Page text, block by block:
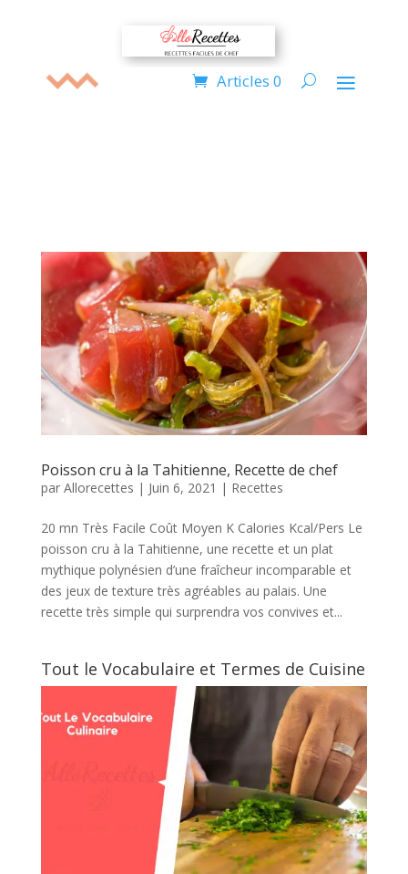
Articles 0
Poisson cru à la Tahitienne, Recette de chef
par Allorecettes | Juin 6, 2021 | Recettes
20 mn Très Facile Coût Moyen K Calories Kcal/Pers Le
poisson cru à la Tahitienne, une recette et un plat
mythique polynésien d’une fraîcheur incomparable et
des jeux de texture très agréables au palais. Une
recette très simple qui surprendra vos convives et...
Tout le Vocabulaire et Termes de Cuisine